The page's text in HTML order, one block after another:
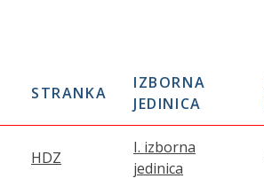
STRANKA
IZBORNA
JEDINICA
HDZ
I. izborna
jedinica